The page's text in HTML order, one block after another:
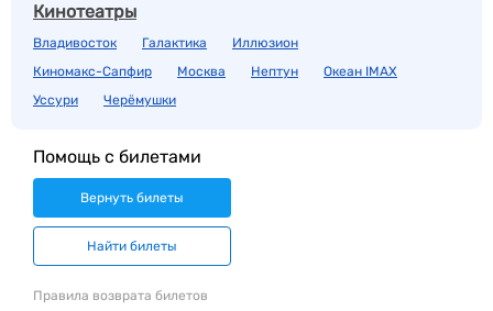
Кинотеатры
Владивосток Галактика
Иллюзион
Киномакс-Сапфир
Москва Нептун
Океан IMAX
Уссури
Черёмушки
Помощь с билетами
Вернуть билеты
Найти билеты
Правила возврата билетов